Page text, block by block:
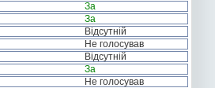
За
За
Відсутній
Не голосував
Відсутній
За
Не голосував